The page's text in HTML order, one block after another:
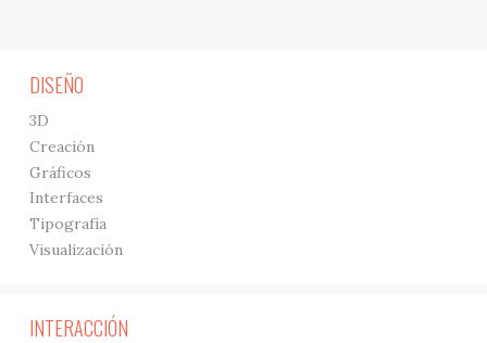
DISEÑO
3D
Creación
Gráficos
Interfaces
Tipografía
Visualización
INTERACCIÓN